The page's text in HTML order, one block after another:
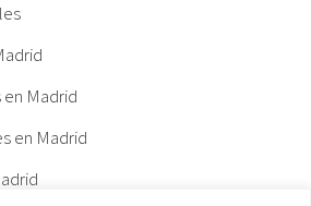
Madrid
en Madrid